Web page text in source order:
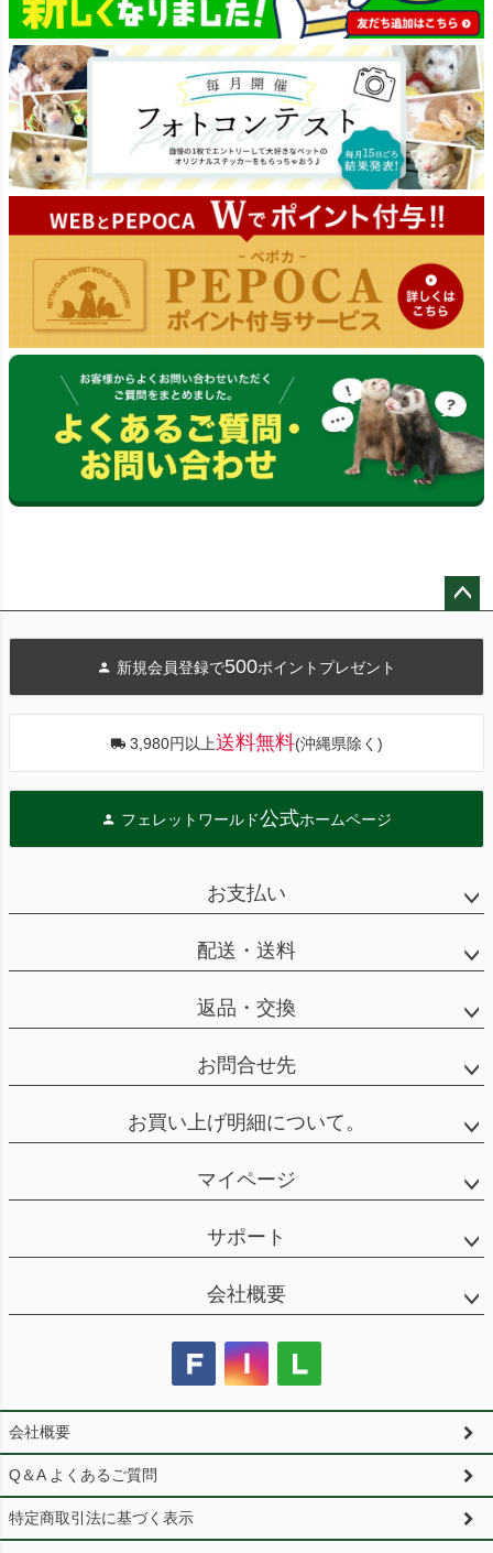
へ
新規会員登録で500ポイントプレゼント
3,980円以上送料無料(沖縄県除く)
フェレットワールド公式ホームページ
お支払い
配送・送料
返品・交換
お問合せ先
お買い上げ明細について。
マイページ
サポート
会社概要
会社概要
Q＆A よくあるご質問
特定商取引法に基づく表示